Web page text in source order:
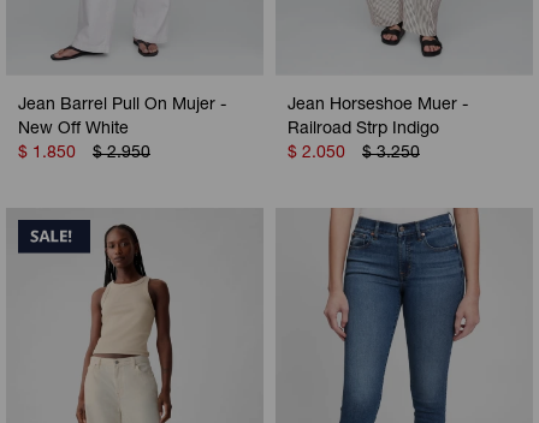
Jean Barrel Pull On Mujer -
New Off White
$ 1.850 $ 2.950
Jean Horseshoe Muer -
Railroad Strp Indigo
$ 2.050 $ 3.250